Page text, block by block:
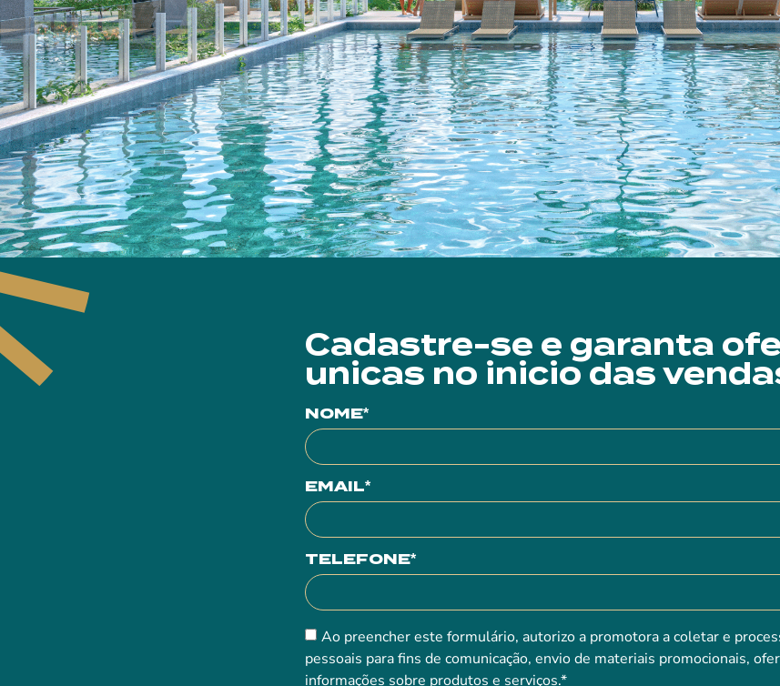
Cadastre-se e garanta
unicas no inicio das
NOME*
EMAIL*
TELEFONE*
Ao preencher este formulário, autorizo a promotora a coletar e
pessoais para fins de comunicação, envio de materiais promocionais,
informações sobre produtos e serviços.*